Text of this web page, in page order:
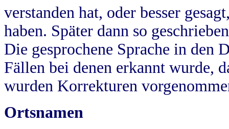
verstanden hat, oder besser
haben. Später dann so
Die gesprochene Sprache in
Fällen bei denen erkannt wurde,
wurden Korrekturen
Ortsnamen